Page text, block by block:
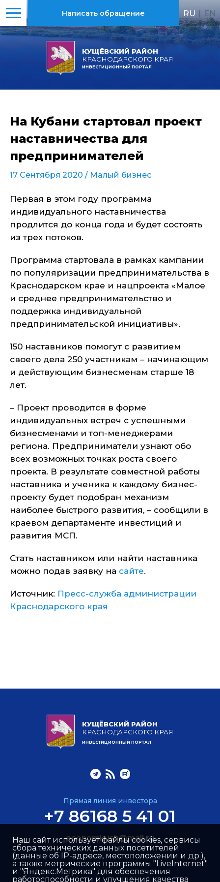
КУЩЁВСКИЙ РАЙОН
КРАСНОДАРСКОГО КРАЯ
ИНВЕСТИЦИОННЫЙ ПОРТАЛ
Написать обращение RU | EN
На Кубани стартовал проект
наставничества для
предпринимателей
17 Сентября 2020 / Малый бизнес
Первая в этом году программа
индивидуального наставничества
продлится до конца года и будет состоять
из трех потоков.
Программа стартовала в рамках кампании
по популяризации предпринимательства в
Краснодарском крае и нацпроекта «Малое
и среднее предпринимательство и
поддержка индивидуальной
предпринимательской инициативы».
150 наставников помогут с развитием
своего дела 250 участникам – начинающим
и действующим бизнесменам старше 18
лет.
– Проект проводится в форме
индивидуальных встреч с успешными
бизнесменами и топ-менеджерами
региона. Предприниматели узнают обо
всех возможных точках роста своего
проекта. В результате совместной работы
наставника и ученика к каждому бизнес-
проекту будет подобран механизм
наиболее быстрого развития, – сообщили в
краевом департаменте инвестиций и
развития МСП.
Стать наставником или найти наставника
можно подав заявку на сайте.
Источник: Пресс-служба администрации
Краснодарского края
КУЩЁВСКИЙ РАЙОН
КРАСНОДАРСКОГО КРАЯ
ИНВЕСТИЦИОННЫЙ ПОРТАЛ
Прямая линия инвестора
+7 86168 5 41 01
economkush@mail.ru
Наш сайт использует файлы cookies, сервисы
сбора технических данных посетителей
(данные об IP-адресе, местоположении и др.),
а также метрические программы "LiveInternet"
и "Яндекс.Метрика" для обеспечения
работоспособности и улучшения качества